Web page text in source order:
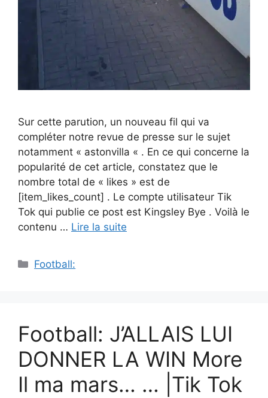
Sur cette parution, un nouveau fil qui va
compléter notre revue de presse sur le sujet
notamment « astonvilla « . En ce qui concerne la
popularité de cet article, constatez que le
nombre total de « likes » est de
[item_likes_count] . Le compte utilisateur Tik
Tok qui publie ce post est Kingsley Bye . Voilà le
contenu … Lire la suite
Catégories
Football:
Football: J’ALLAIS LUI
DONNER LA WIN More
Il ma mars… … |Tik Tok